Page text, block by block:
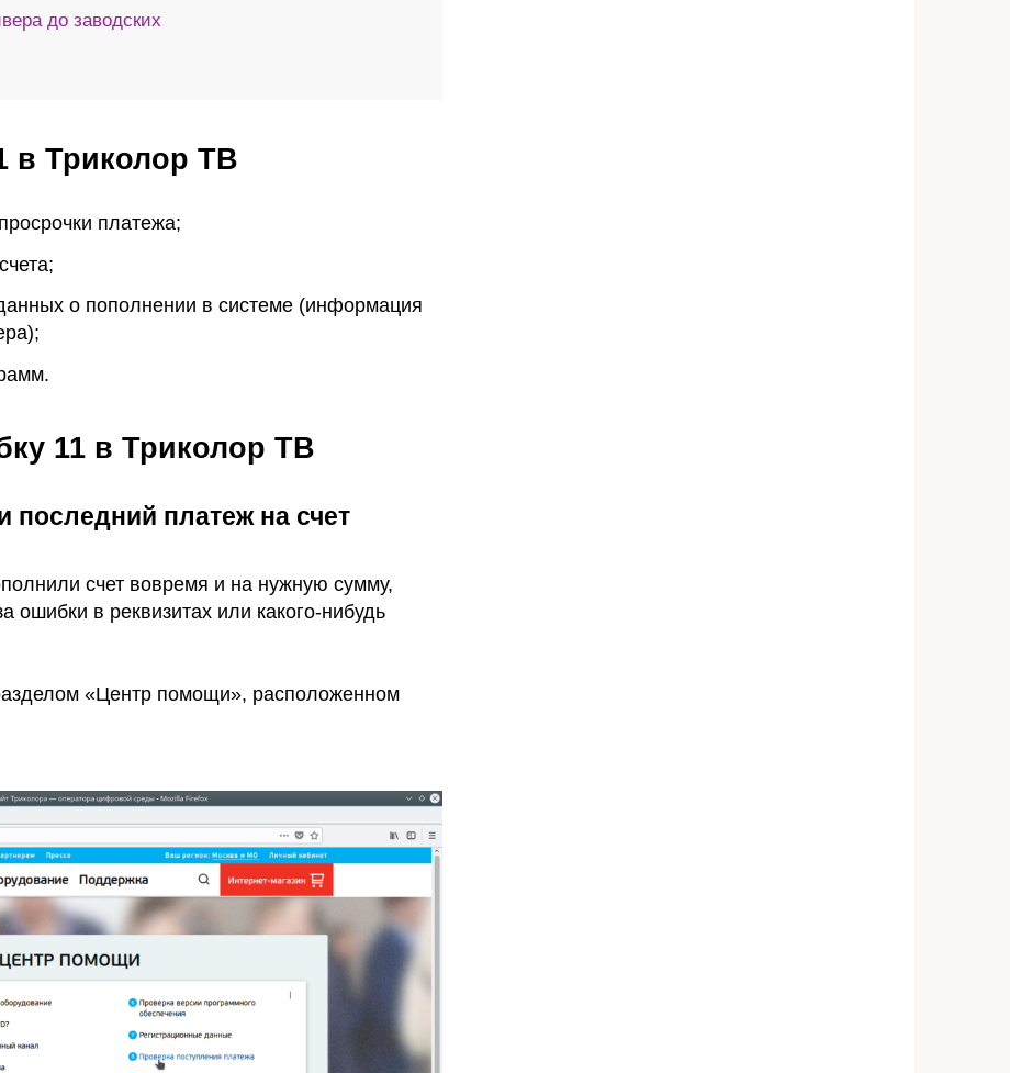
до заводских
в Триколор ТВ
платежа;
о пополнении в системе (информация
11 в Триколор ТВ
последний платеж на счет
счет вовремя и на нужную сумму,
ошибки в реквизитах или какого-нибудь
«Центр помощи», расположенном